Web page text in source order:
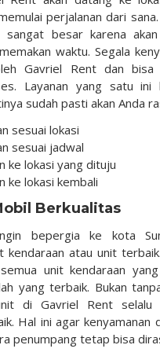
perjalanan dari sana.
sangat besar karena
waktu. Segala
Gavriel Rent dan bisa
Layanan yang satu ini
sudah pasti akan Anda
sesuai lokasi
sesuai jadwal
ke lokasi yang dituju
ke lokasi kembali
Berkualitas
bepergia ke kota
kendaraan atau unit
unit kendaraan
yang terbaik. Bukan
di Gavriel Rent selalu
Hal ini agar kenyamanan
penumpang tetap bisa